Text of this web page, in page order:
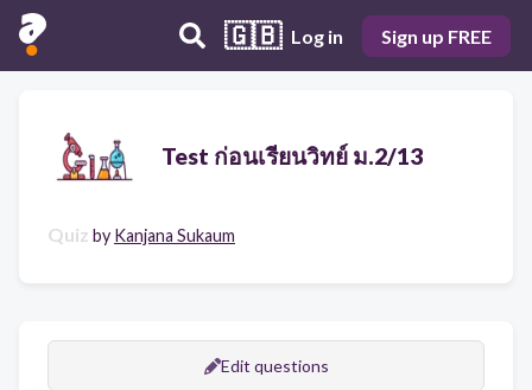
🇬🇧 Log in Sign up FREE
Test ก่อนเรียนวิทย์ ม.2/13
Quiz by Kanjana Sukaum
Edit questions